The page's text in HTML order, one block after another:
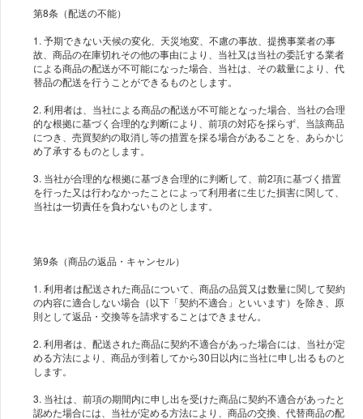
第8条（配送の不能）
1. 予期できない天候の変化、天災地変、不慮の事故、提携事業者の事
故、商品の在庫切れその他の事由により、当社又は当社の委託する業者
による商品の配送が不可能になった場合、当社は、その裁量により、代
替品の配送を行うことができるものとします。
2. 利用者は、当社による商品の配送が不可能となった場合、当社の合理
的な根拠に基づく合理的な判断により、前項の対応を採らず、当該商品
につき、売買契約の取消し等の措置を採る場合があることを、あらかじ
め了承するものとします。
3. 当社が合理的な根拠に基づき合理的に判断して、前2項に基づく措置
を行った又は行わなかったことによって利用者に生じた損害に関して、
当社は一切責任を負わないものとします。
第9条（商品の返品・キャンセル）
1. 利用者は配送された商品について、商品の品質又は数量に関して契約
の内容に適合しない場合（以下「契約不適合」といいます）を除き、原
則として返品・交換等を請求することはできません。
2. 利用者は、配送された商品に契約不適合があった場合には、当社が定
める方法により、商品が到着してから30日以内に当社に申し出るものと
します。
3. 当社は、前項の期間内に申し出を受けた商品に契約不適合があったと
認めた場合には、当社が定める方法により、商品の交換、代替商品の配